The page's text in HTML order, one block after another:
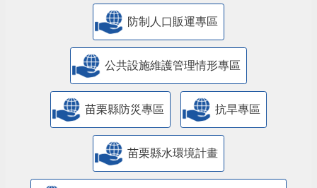
防制人口販運專區
​公共設施維護管理情形專區
苗栗縣防災專區 抗旱專區
苗栗縣水環境計畫